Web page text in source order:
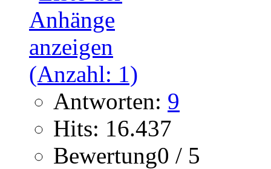
Antworten: 9
Hits: 16.437
Bewertung0 / 5